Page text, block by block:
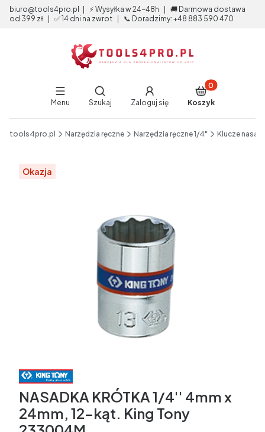
biuro@tools4pro.pl | ⚡ Wysyłka w 24-48h | 🚚 Darmowa dostawa
od 399 zł | ✅ 14 dni na zwrot | 📞 Doradzimy: +48 883 590 470
Menu
Otwórz wyszukiwarkę
Szukaj Zaloguj się
Produkty w
Koszyk
tools4pro.pl Narzędzia ręczne Narzędzia ręczne 1/4" Klucze
Etykiety
Okazja
NASADKA KRÓTKA 1/4'' 4mm x
24mm, 12-kąt. King Tony